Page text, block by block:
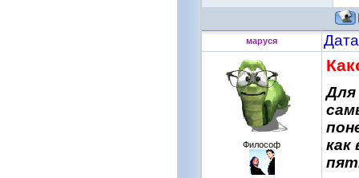
маруся
Философ
как